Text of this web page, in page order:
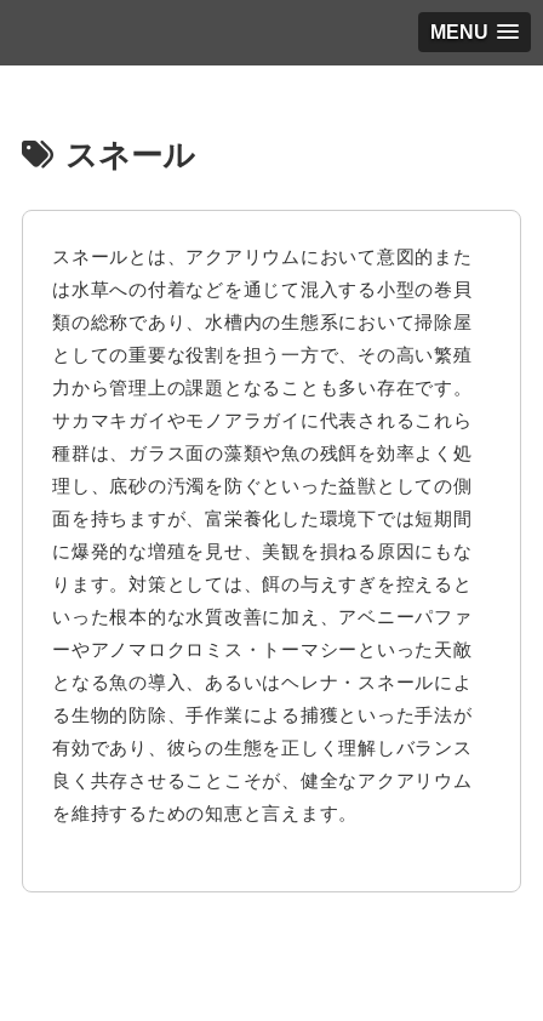
MENU
スネール
スネールとは、アクアリウムにおいて意図的また
は水草への付着などを通じて混入する小型の巻貝
類の総称であり、水槽内の生態系において掃除屋
としての重要な役割を担う一方で、その高い繁殖
力から管理上の課題となることも多い存在です。
サカマキガイやモノアラガイに代表されるこれら
種群は、ガラス面の藻類や魚の残餌を効率よく処
理し、底砂の汚濁を防ぐといった益獣としての側
面を持ちますが、富栄養化した環境下では短期間
に爆発的な増殖を見せ、美観を損ねる原因にもな
ります。対策としては、餌の与えすぎを控えると
いった根本的な水質改善に加え、アベニーパファ
ーやアノマロクロミス・トーマシーといった天敵
となる魚の導入、あるいはヘレナ・スネールによ
る生物的防除、手作業による捕獲といった手法が
有効であり、彼らの生態を正しく理解しバランス
良く共存させることこそが、健全なアクアリウム
を維持するための知恵と言えます。